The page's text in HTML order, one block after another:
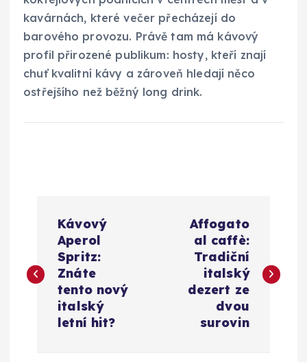
kavárnách, které večer přecházejí do
barového provozu. Právě tam má kávový
profil přirozené publikum: hosty, kteří znají
chuť kvalitní kávy a zároveň hledají něco
ostřejšího než běžný long drink.
v
Kávový
Aperol
Spritz:
Znáte
tento nový
italský
letní hit?
Affogato
al caffè:
Tradiční
italský
dezert ze
dvou
surovin